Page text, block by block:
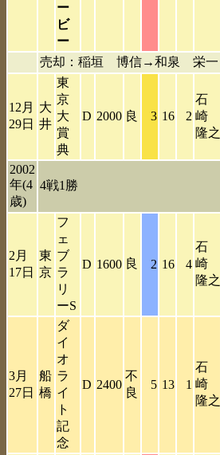
ー
ビ
ー
売却：稲垣 博信→和泉 栄一
12月
29日
大
井
東
京
大
賞
典
D 2000 良 3 16 2
石
崎
隆之
2002
年(4
歳)
4戦1勝
2月
17日
東
京
フ
ェ
ブ
ラ
リ
ーS
D 1600 良 2 16 4
石
崎
隆之
3月
27日
船
橋
ダ
イ
オ
ラ
イ
ト
記
念
D 2400
不
良
5 13 1
石
崎
隆之